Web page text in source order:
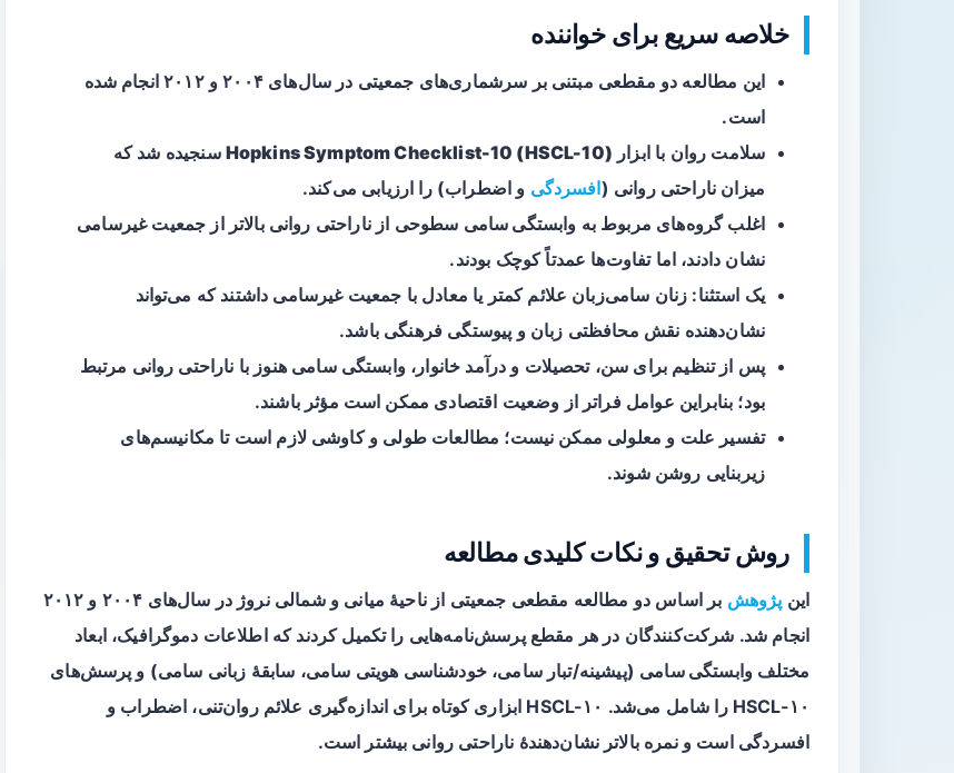
خلاصه سریع برای خواننده
این مطالعه دو مقطعی مبتنی بر سرشماری‌های جمعیتی در سال‌های ۲۰۰۴ و ۲۰۱۲ انجام شده
است.
سلامت روان با ابزار Hopkins Symptom Checklist-10 (HSCL-10) سنجیده شد که
میزان ناراحتی روانی (افسردگی و اضطراب) را ارزیابی می‌کند.
اغلب گروه‌های مربوط به وابستگی سامی سطوحی از ناراحتی روانی بالاتر از جمعیت غیرسامی
نشان دادند، اما تفاوت‌ها عمدتاً کوچک بودند.
یک استثنا: زنان سامی‌زبان علائم کمتر یا معادل با جمعیت غیرسامی داشتند که می‌تواند
نشان‌دهنده نقش محافظتی زبان و پیوستگی فرهنگی باشد.
پس از تنظیم برای سن، تحصیلات و درآمد خانوار، وابستگی سامی هنوز با ناراحتی روانی مرتبط
بود؛ بنابراین عوامل فراتر از وضعیت اقتصادی ممکن است مؤثر باشند.
تفسیر علت و معلولی ممکن نیست؛ مطالعات طولی و کاوشی لازم است تا مکانیسم‌های
زیربنایی روشن شوند.
روش تحقیق و نکات کلیدی مطالعه
این پژوهش
بر اساس دو مطالعه مقطعی جمعیتی از ناحیهٔ میانی و شمالی نروژ در سال‌های ۲۰۰۴ و ۲۰۱۲
انجام شد. شرکت‌کنندگان در هر مقطع پرسش‌نامه‌هایی را تکمیل کردند که اطلاعات دموگرافیک، ابعاد
مختلف وابستگی سامی (پیشینه/تبار سامی، خودشناسی هویتی سامی، سابقهٔ زبانی سامی) و پرسش‌های
HSCL-۱۰ را شامل می‌شد. HSCL-۱۰ ابزاری کوتاه برای اندازه‌گیری علائم روان‌تنی، اضطراب و
افسردگی است و نمره بالاتر نشان‌دهندهٔ ناراحتی روانی بیشتر است.